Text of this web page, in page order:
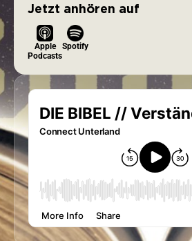
Jetzt anhören auf
Apple
Podcasts
Spotify